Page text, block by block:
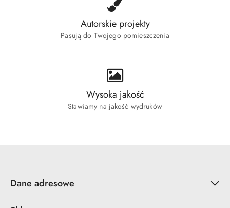
Autorskie projekty
Pasują do Twojego pomieszczenia
Wysoka jakość
Stawiamy na jakość wydruków
Dane adresowe